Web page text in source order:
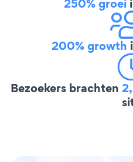
250% groei
200% growth
Bezoekers brachten